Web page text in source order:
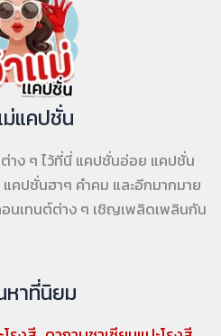
ม่แคปชั่น
าง ๆ ไว้ที่นี่ แคปชั่นอ่อย แคปชั่น
คปชั่นฮาๆ คำคม และอีกมากมาย
อนเทนต์ต่าง ๆ เชิญเพลิดเพลินกัน
หาที่นิยม